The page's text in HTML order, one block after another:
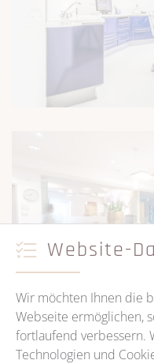
Website-
Wir möchten Ihnen die
Webseite ermöglichen,
fortlaufend verbessern.
Technologien und